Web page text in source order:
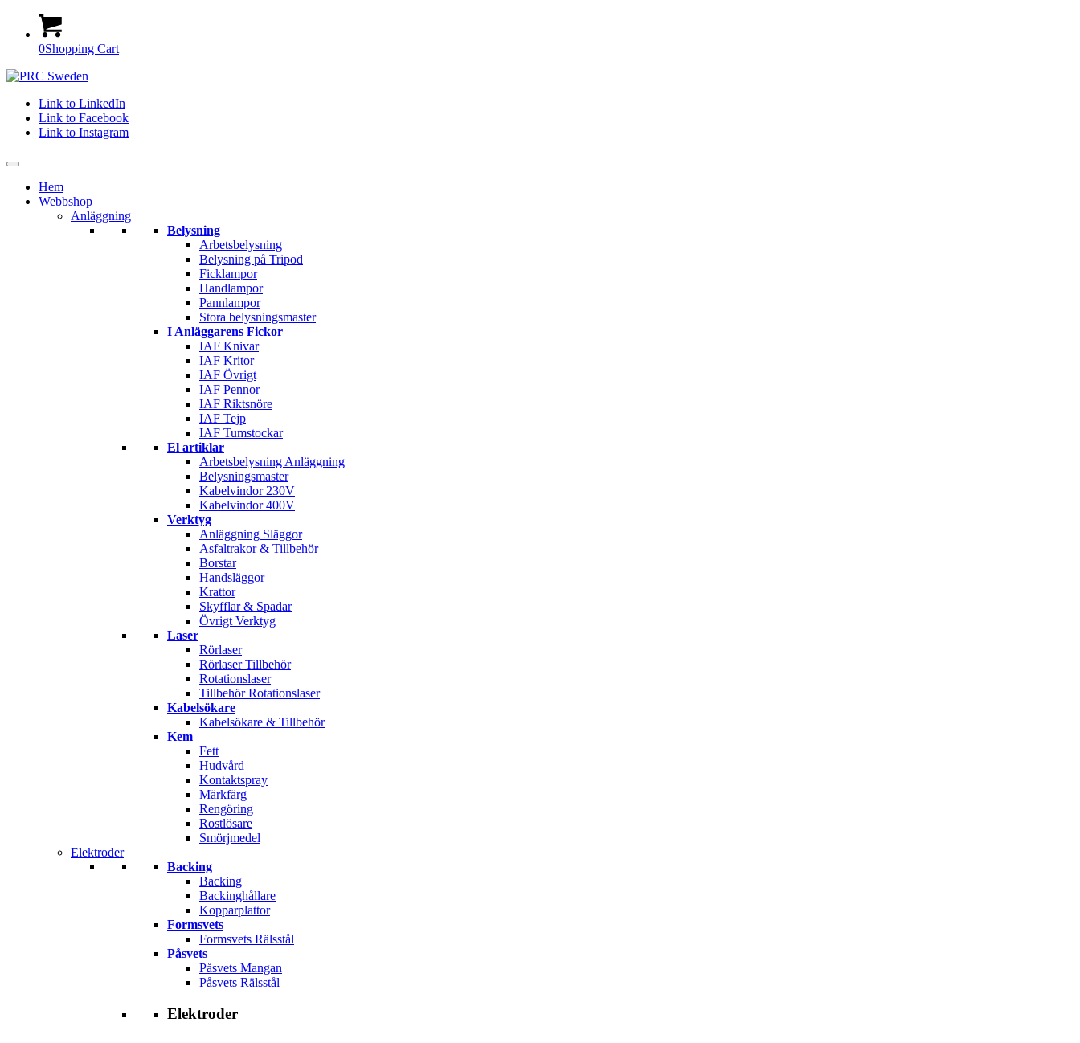
0Shopping Cart
Link to LinkedIn
Link to Facebook
Link to Instagram
Hem
Webbshop
Anläggning
Belysning
Arbetsbelysning
Belysning på Tripod
Ficklampor
Handlampor
Pannlampor
Stora belysningsmaster
I Anläggarens Fickor
IAF Knivar
IAF Kritor
IAF Övrigt
IAF Pennor
IAF Riktsnöre
IAF Tejp
IAF Tumstockar
El artiklar
Arbetsbelysning Anläggning
Belysningsmaster
Kabelvindor 230V
Kabelvindor 400V
Verktyg
Anläggning Släggor
Asfaltrakor & Tillbehör
Borstar
Handsläggor
Krattor
Skyfflar & Spadar
Övrigt Verktyg
Laser
Rörlaser
Rörlaser Tillbehör
Rotationslaser
Tillbehör Rotationslaser
Kabelsökare
Kabelsökare & Tillbehör
Kem
Fett
Hudvård
Kontaktspray
Märkfärg
Rengöring
Rostlösare
Smörjmedel
Elektroder
Backing
Backing
Backinghållare
Kopparplattor
Formsvets
Formsvets Rälsstål
Påsvets
Påsvets Mangan
Påsvets Rälsstål
Elektroder